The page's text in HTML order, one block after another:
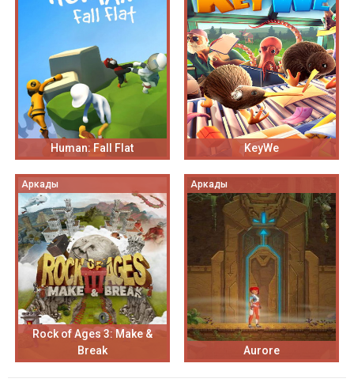
Human: Fall Flat KeyWe
Аркады
Rock of Ages 3: Make &
Break
Аркады
Aurore